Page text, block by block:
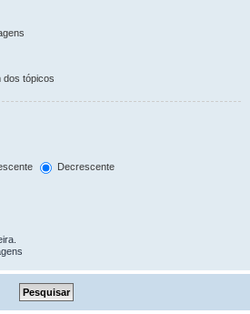
dos tópicos
Decrescente